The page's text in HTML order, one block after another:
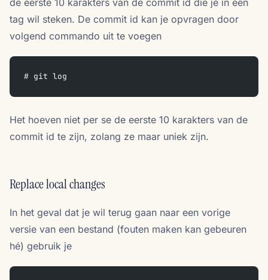
tag wil steken. De commit id kan je opvragen door
volgend commando uit te voegen
# git log
Het hoeven niet per se de eerste 10 karakters van de
commit id te zijn, zolang ze maar uniek zijn.
Replace local changes
In het geval dat je wil terug gaan naar een vorige
versie van een bestand (fouten maken kan gebeuren
hé) gebruik je